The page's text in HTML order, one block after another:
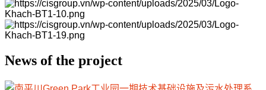
News of the project